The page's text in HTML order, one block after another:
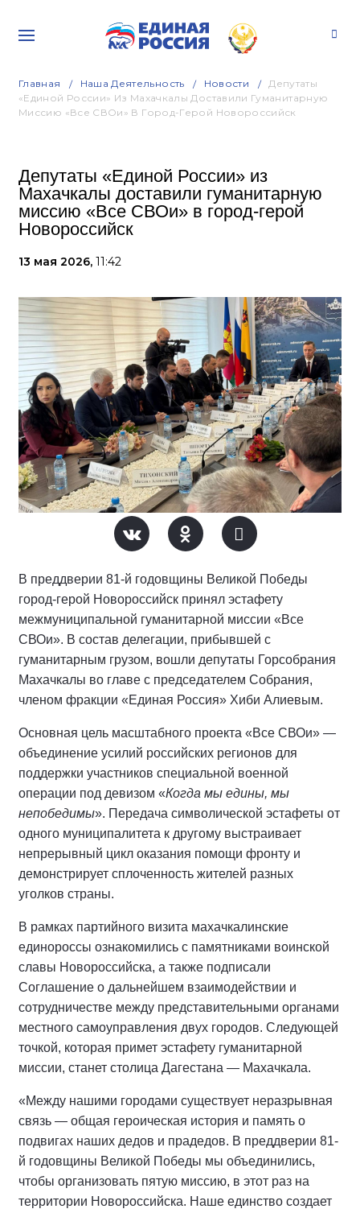
Главная Наша Деятельность Новости
Депутаты
«Единой России» Из Махачкалы Доставили Гуманитарную
Миссию «Все СВОи» В Город-Герой Новороссийск
Депутаты «Единой России» из
Махачкалы доставили гуманитарную
миссию «Все СВОи» в город-герой
Новороссийск
13 мая 2026, 11:42
В преддверии 81-й годовщины Великой Победы
город-герой Новороссийск принял эстафету
межмуниципальной гуманитарной миссии «Все
СВОи». В состав делегации, прибывшей с
гуманитарным грузом, вошли депутаты Горсобрания
Махачкалы во главе с председателем Собрания,
членом фракции «Единая Россия» Хиби Алиевым.
Основная цель масштабного проекта «Все СВОи» —
объединение усилий российских регионов для
поддержки участников специальной военной
операции под девизом «Когда мы едины, мы
непобедимы». Передача символической эстафеты от
одного муниципалитета к другому выстраивает
непрерывный цикл оказания помощи фронту и
демонстрирует сплоченность жителей разных
уголков страны.
В рамках партийного визита махачкалинские
единороссы ознакомились с памятниками воинской
славы Новороссийска, а также подписали
Соглашение о дальнейшем взаимодействии и
сотрудничестве между представительными органами
местного самоуправления двух городов. Следующей
точкой, которая примет эстафету гуманитарной
миссии, станет столица Дагестана — Махачкала.
«Между нашими городами существует неразрывная
связь — общая героическая история и память о
подвигах наших дедов и прадедов. В преддверии 81-
й годовщины Великой Победы мы объединились,
чтобы организовать пятую миссию, в этот раз на
территории Новороссийска. Наше единство создает